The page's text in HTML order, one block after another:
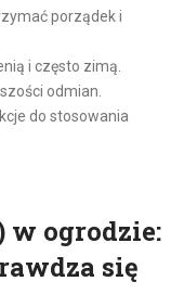
porządek i
i często zimą.
odmian.
do stosowania
w ogrodzie:
się